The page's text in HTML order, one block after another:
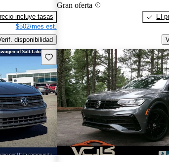
incluye tasas
$502/mes est.
disponibilidad
Gran oferta
El
Guarda este Aviso